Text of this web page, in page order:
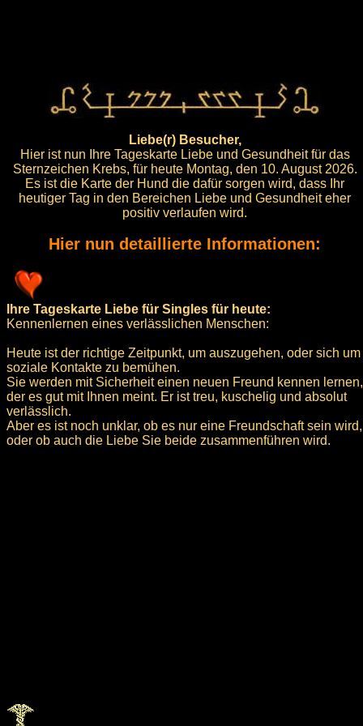
Liebe(r) Besucher,
Hier ist nun Ihre Tageskarte Liebe und Gesundheit für das
Sternzeichen Krebs, für heute Montag, den 10. August 2026.
Es ist die Karte der Hund die dafür sorgen wird, dass Ihr
heutiger Tag in den Bereichen Liebe und Gesundheit eher
positiv verlaufen wird.
Hier nun detaillierte Informationen:
Ihre Tageskarte Liebe für Singles für heute:
Kennenlernen eines verlässlichen Menschen:
Heute ist der richtige Zeitpunkt, um auszugehen, oder sich um
soziale Kontakte zu bemühen.
Sie werden mit Sicherheit einen neuen Freund kennen lernen,
der es gut mit Ihnen meint. Er ist treu, kuschelig und absolut
verlässlich.
Aber es ist noch unklar, ob es nur eine Freundschaft sein wird,
oder ob auch die Liebe Sie beide zusammenführen wird.